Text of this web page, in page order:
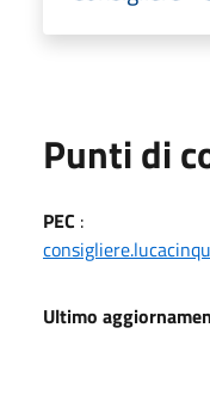
Punti di
PEC :
Ultimo